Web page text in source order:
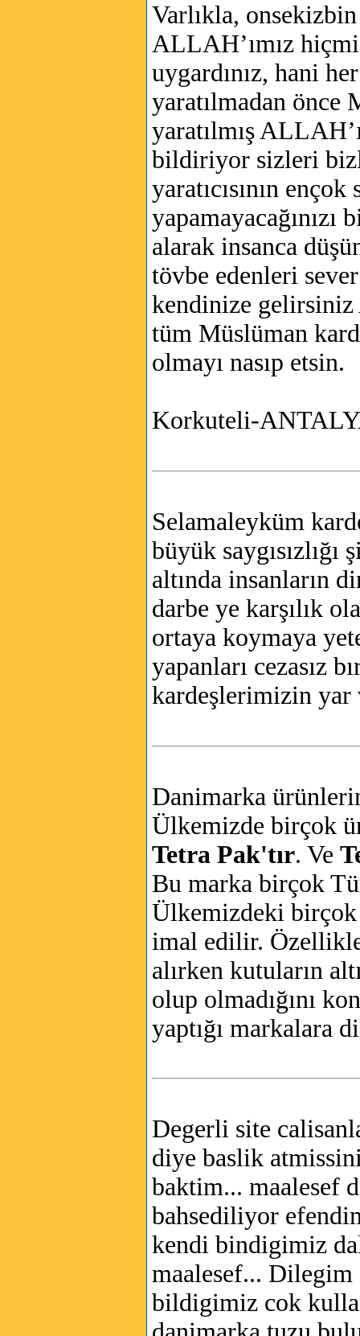
Varlıkla,
ALLAH’ımız hiçmi
uygardınız, hani
yaratılmadan önce
yaratılmış
bildiriyor sizleri
yaratıcısının
yapamayacağınızı
alarak insanca
tövbe edenleri
kendinize gelirsiniz
tüm Müslüman
olmayı nasıp etsin.
Korkuteli-
Selamaleyküm
büyük saygısızlığı
altında insanların
darbe ye karşılık
ortaya koymaya
yapanları cezasız
kardeşlerimizin yar
Danimarka
Ülkemizde birçok
Tetra Pak'tır. Ve
Bu marka birçok
Ülkemizdeki birçok
imal edilir. Özellikle
alırken kutuların
olup olmadığını
yaptığı markalara
Degerli site
diye baslik
baktim... maalesef
bahsediliyor
kendi bindigimiz
maalesef...
bildigimiz cok